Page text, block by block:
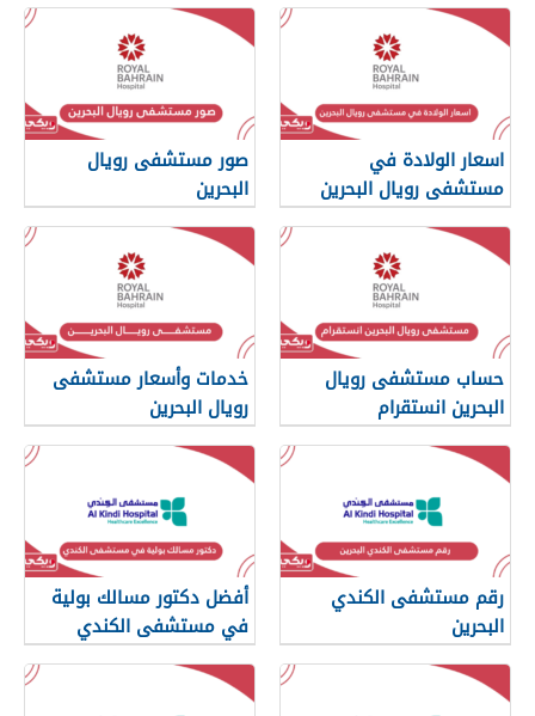
اسعار الولادة في
مستشفى رويال البحرين
صور مستشفى رويال
البحرين
حساب مستشفى رويال
البحرين انستقرام
خدمات وأسعار مستشفى
رويال البحرين
رقم مستشفى الكندي
البحرين
أفضل دكتور مسالك بولية
في مستشفى الكندي
البحرين